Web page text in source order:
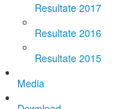
Resultate 2017
Resultate 2016
Resultate 2015
Media